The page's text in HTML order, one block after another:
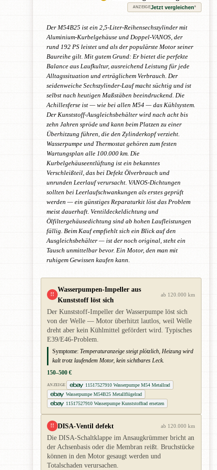
ANZEIGEJetzt vergleichen*
Der M54B25 ist ein 2,5-Liter-Reihensechszylinder mit
Aluminium-Kurbelgehäuse und Doppel-VANOS, der
rund 192 PS leistet und als der populärste Motor seiner
Baureihe gilt. Mit gutem Grund: Er bietet die perfekte
Balance aus Laufkultur, ausreichend Leistung für jede
Alltagssituation und erträglichem Verbrauch. Der
seidenweiche Sechszylinder-Lauf macht süchtig und ist
selbst nach heutigen Maßstäben beeindruckend. Die
Achillesferse ist — wie bei allen M54 — das Kühlsystem.
Der Kunststoff-Ausgleichsbehälter wird nach acht bis
zehn Jahren spröde und kann beim Platzen zu einer
Überhitzung führen, die den Zylinderkopf verzieht.
Wasserpumpe und Thermostat gehören zum festen
Wartungsplan alle 100.000 km. Die
Kurbelgehäuseentlüftung ist ein bekanntes
Verschleißteil, das bei Defekt Ölverbrauch und
unrunden Leerlauf verursacht. VANOS-Dichtungen
sollten bei Leerlaufschwankungen als erstes geprüft
werden — ein günstiges Reparaturkit löst das Problem
meist dauerhaft. Ventildeckeldichtung und
Ölfiltergehäusedichtung sind ab hohen Laufleistungen
fällig. Beim Kauf empfiehlt sich ein Blick auf den
Ausgleichsbehälter — ist der noch original, steht ein
Tausch unmittelbar bevor. Ein Motor, den man mit
ruhigem Gewissen kaufen kann.
!!
Wasserpumpen-Impeller aus
Kunststoff löst sich
ab 120.000 km
Der Kunststoff-Impeller der Wasserpumpe löst sich
von der Welle — Motor überhitzt lautlos, weil Welle
dreht aber kein Kühlmittel gefördert wird. Typisches
E39/E46-Problem.
Symptome: Temperaturanzeige steigt plötzlich, Heizung wird
kalt trotz laufendem Motor, kein sichtbares Leck.
150–500 €
ANZEIGE
11517527910 Wasserpumpe M54 Metallrad
Wasserpumpe M54B25 Metallflügelrad
11517527910 Wasserpumpe Kunststoffrad ersetzen
!! DISA-Ventil defekt ab 120.000 km
Die DISA-Schaltklappe im Ansaugkrümmer bricht an
der Achsenbasis oder die Membran reißt. Bruchstücke
können in den Motor gesaugt werden und
Totalschaden verursachen.